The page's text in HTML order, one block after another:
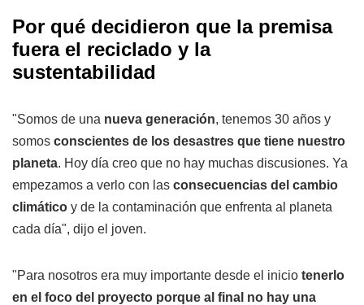
Por qué decidieron que la premisa
fuera el reciclado y la
sustentabilidad
"Somos de una nueva generación, tenemos 30 años y
somos conscientes de los desastres que tiene nuestro
planeta. Hoy día creo que no hay muchas discusiones. Ya
empezamos a verlo con las consecuencias del cambio
climático y de la contaminación que enfrenta al planeta
cada día", dijo el joven.
"Para nosotros era muy importante desde el inicio tenerlo
en el foco del proyecto porque al final no hay una